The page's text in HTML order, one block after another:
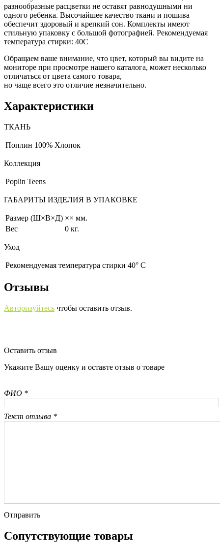
разнообразные расцветки не оставят равнодушными ни
одного ребенка. Высочайшее качество ткани и пошива
обеспечит здоровый и крепкий сон. Комплекты имеют
стильную упаковку с большой фотографией. Рекомендуемая
температура стирки: 40С
Обращаем ваше внимание, что цвет, который вы видите на
мониторе при просмотре нашего каталога, может несколько
отличаться от цвета самого товара,
но чаще всего это отличие незначительно.
Характеристики
ТКАНЬ
Поплин 100% Хлопок
Коллекция
Poplin Teens
ГАБАРИТЫ ИЗДЕЛИЯ В УПАКОВКЕ
Размер (Ш×В×Д) ×× мм.
Вес
0 кг.
Уход
Рекомендуемая температура стирки 40° С
Отзывы
Авторизуйтесь чтобы оставить отзыв.
Оставить отзыв
Укажите Вашу оценку и оставте отзыв о товаре
ФИО *
Текст отзыва *
Отправить
Сопутствующие товары